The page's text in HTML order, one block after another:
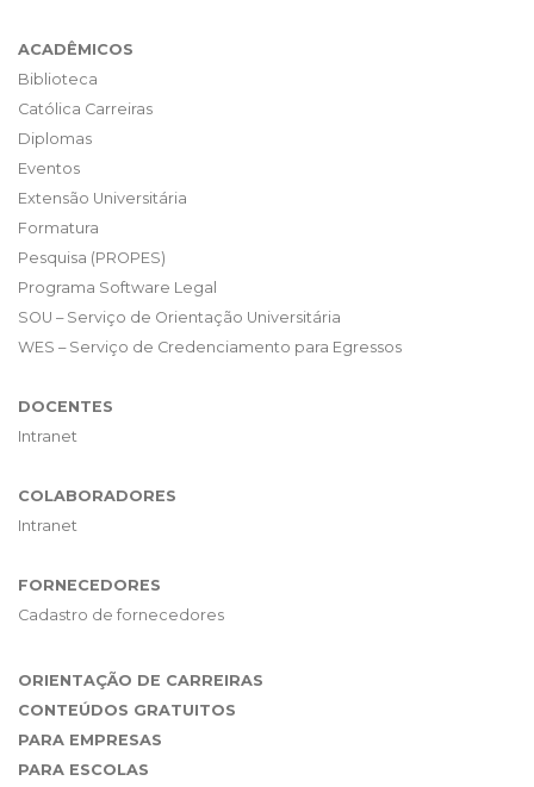
ACADÊMICOS
Biblioteca
Católica Carreiras
Diplomas
Eventos
Extensão Universitária
Formatura
Pesquisa (PROPES)
Programa Software Legal
SOU – Serviço de Orientação Universitária
WES – Serviço de Credenciamento para Egressos
DOCENTES
Intranet
COLABORADORES
Intranet
FORNECEDORES
Cadastro de fornecedores
ORIENTAÇÃO DE CARREIRAS
CONTEÚDOS GRATUITOS
PARA EMPRESAS
PARA ESCOLAS